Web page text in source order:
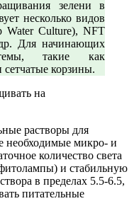
зелени в
несколько видов
Water Culture), NFT
Для начинающих
такие как
корзины.
растворы для
необходимые микро- и
количество света
и стабильную
в пределах 5.5-6.5,
питательные